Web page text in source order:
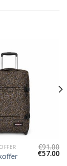
€91.00
€57.00